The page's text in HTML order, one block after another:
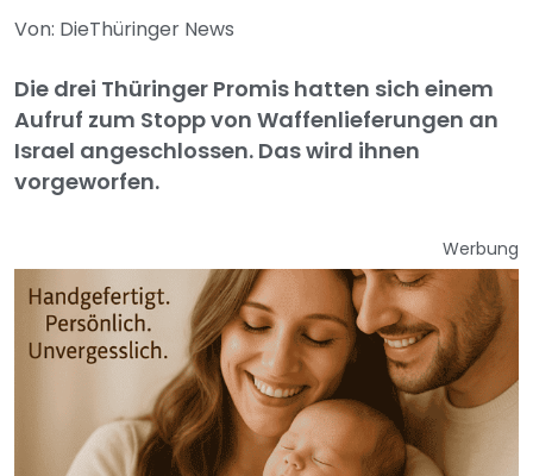
Von: DieThüringer News
Die drei Thüringer Promis hatten sich einem
Aufruf zum Stopp von Waffenlieferungen an
Israel angeschlossen. Das wird ihnen
vorgeworfen.
Werbung